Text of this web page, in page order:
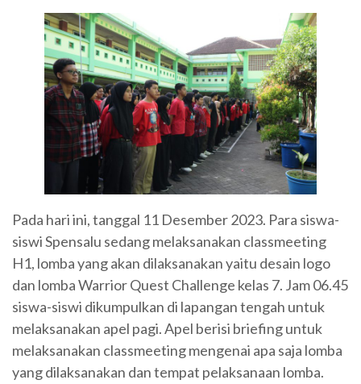
Pada hari ini, tanggal 11 Desember 2023. Para siswa-
siswi Spensalu sedang melaksanakan classmeeting
H1, lomba yang akan dilaksanakan yaitu desain logo
dan lomba Warrior Quest Challenge kelas 7. Jam 06.45
siswa-siswi dikumpulkan di lapangan tengah untuk
melaksanakan apel pagi. Apel berisi briefing untuk
melaksanakan classmeeting mengenai apa saja lomba
yang dilaksanakan dan tempat pelaksanaan lomba.